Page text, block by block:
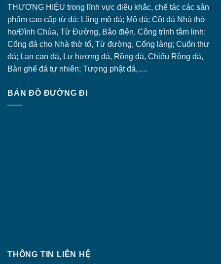
THƯƠNG HIỆU trong lĩnh vực điêu khắc, chế tác các sản
phẩm cao cấp từ đá: Lăng mộ đá; Mộ đá; Cột đá Nhà thờ
họ/Đình Chùa, Từ Đường, Bảo điện, Công trình tâm linh;
Cổng đá cho Nhà thờ tổ, Từ đường, Cổng làng; Cuốn thư
đá; Lan can đá, Lư hương đá, Rồng đá, Chiếu Rồng đá,
Bàn ghế đá tự nhiên; Tượng phật đá,….
BẢN ĐỒ ĐƯỜNG ĐI
THÔNG TIN LIÊN HỆ